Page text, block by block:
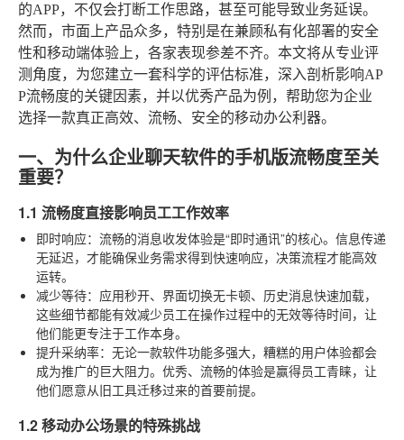
的APP，不仅会打断工作思路，甚至可能导致业务延误。
然而，市面上产品众多，特别是在兼顾私有化部署的安全
性和移动端体验上，各家表现参差不齐。本文将从专业评
测角度，为您建立一套科学的评估标准，深入剖析影响AP
P流畅度的关键因素，并以优秀产品为例，帮助您为企业
选择一款真正高效、流畅、安全的移动办公利器。
一、为什么企业聊天软件的手机版流畅度至关
重要？
1.1 流畅度直接影响员工工作效率
即时响应：流畅的消息收发体验是“即时通讯”的核心。信息传递
无延迟，才能确保业务需求得到快速响应，决策流程才能高效
运转。
减少等待：应用秒开、界面切换无卡顿、历史消息快速加载，
这些细节都能有效减少员工在操作过程中的无效等待时间，让
他们能更专注于工作本身。
提升采纳率：无论一款软件功能多强大，糟糕的用户体验都会
成为推广的巨大阻力。优秀、流畅的体验是赢得员工青睐，让
他们愿意从旧工具迁移过来的首要前提。
1.2 移动办公场景的特殊挑战